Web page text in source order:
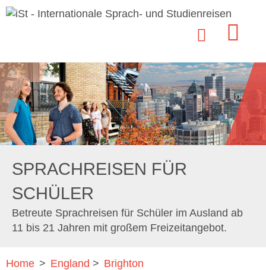
SPRACHREISEN FÜR
SCHÜLER
Betreute Sprachreisen für Schüler im Ausland ab
11 bis 21 Jahren mit großem Freizeitangebot.
Home > England > Brighton